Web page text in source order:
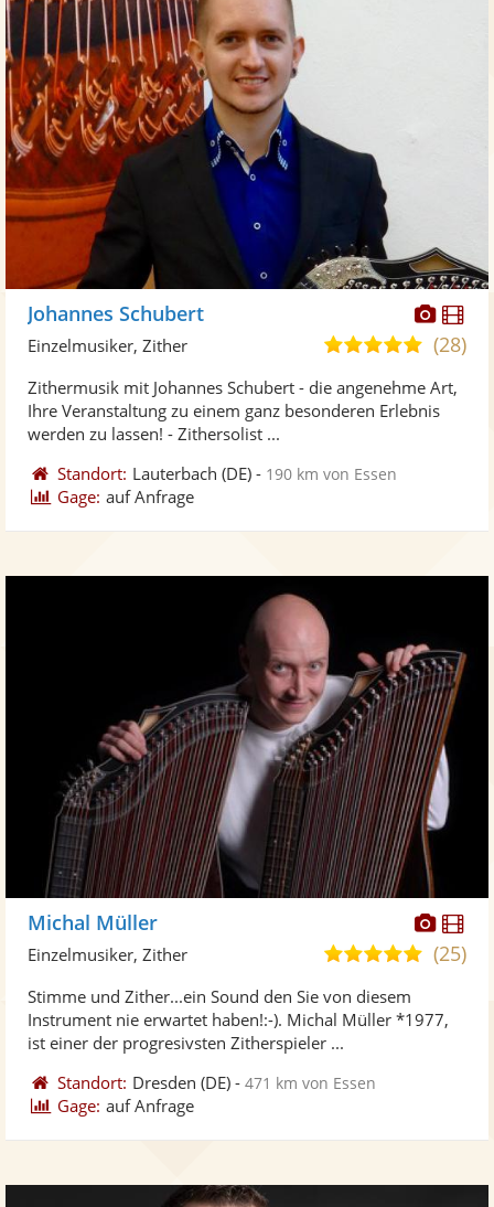
Fotos
Johannes Schubert
5,0
5
(28)
Einzelmusiker, Zither
Zithermusik mit Johannes Schubert - die angenehme Art,
Ihre Veranstaltung zu einem ganz besonderen Erlebnis
werden zu lassen! - Zithersolist ...
Standort: Lauterbach (DE) - 190 km von Essen
Gage: auf Anfrage
Michal Müller
4,9
Sternen
(25)
Einzelmusiker, Zither
Stimme und Zither...ein Sound den Sie von diesem
Instrument nie erwartet haben!:-). Michal Müller *1977,
ist einer der progresivsten Zitherspieler ...
Standort: Dresden (DE) -471 km von Essen
Gage: auf Anfrage